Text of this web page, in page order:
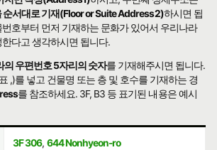
순서대로 기재(Floor or Suite Address2)하시면 됩
호부터 먼저 기재하는 문화가 있어서 우리나라
다고 생각하시면 됩니다.
우편번호 5자리의 숫자를 기재해주시면 됩니다.
,)를 넣고 건물명 또는 층 및 호수를 기재하는 경
를 참조하세요. 3F, B3 등 표기된 내용은 예시
3F 306, 644 Nonhyeon-ro